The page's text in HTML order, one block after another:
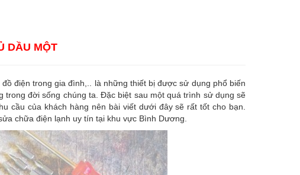
DẦU MỘT
điện trong gia đình,.. là những thiết bị được sử dụng phổ biến
đời sống chúng ta. Đặc biệt sau một quá trình sử dụng sẽ
cầu của khách hàng nên bài viết dưới đây sẽ rất tốt cho bạn.
chữa điện lạnh uy tín tại khu vực Bình Dương.